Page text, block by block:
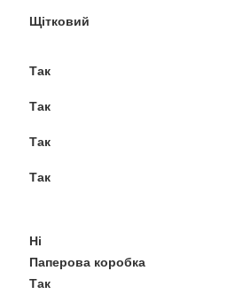
Щітковий
Так
Так
Так
Так
Ні
Паперова коробка
Так